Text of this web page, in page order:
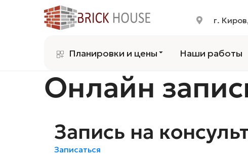
г.
Планировки и цены Наши работы
Онлайн
Запись на
Записаться